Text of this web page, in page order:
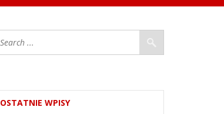
OSTATNIE WPISY